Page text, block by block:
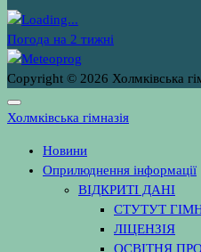
Погода на 2 тижні
Copyright © 2026 Холмківська
Холмківська гімназія
Новини
Оприлюднення інформації
ВІДКРИТІ ДАНІ
СТУТУТ
ЛІЦЕНЗІЯ
ОСВІТНЯ